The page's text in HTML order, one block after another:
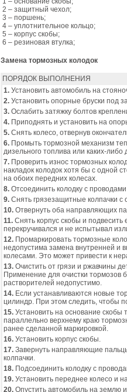
2 – защитный чехол;
3 – поршень;
4 – уплотнительное кольцо;
5 – корпус скобы;
6 – резиновая втулка;
Замена тормозных колодок
ПОРЯДОК ВЫПОЛНЕНИЯ
1. Установить автомобиль на
2. Установить опорные бруски под
3. Ослабить затяжку болтов
4. Приподнять и установить на
5. Снять колесо, отвернув
6. Промыть тормозной механизм
дизельного топлива или каких-
7. Проверить износ тормозных
накладок колодок хотя бы с одной
на обоих передних колесах.
8. Отсоединить колодку с
9. Снять грязезащитные колпачки
10. Отвернуть оба направляющих
11. Снять корпус скобы и подвесить
перекручивался и не испытывал
12. Промаркировать тормозные
недопустима замена внутренней и
колесами. Это может привести к
13. Очистить от грязи и ржавчины
Применение для очистки тормозов
растворителей недопустимо.
14. Если устанавливаются новые
цилиндр. При этом следить, чтобы
15. Установить на основание
параллельно верхнему краю
ранее сделанной маркировкой.
16. Установить корпус скобы.
17. Завернуть направляющие
колпачки.
18. Подсоединить колодку с
19. Установить переднее колесо и
20. Опустить автомобиль на землю